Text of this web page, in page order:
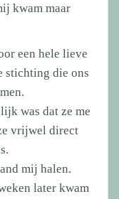
kwam maar
een hele lieve
stichting die ons
was dat ze me
vrijwel direct
mij halen.
later kwam